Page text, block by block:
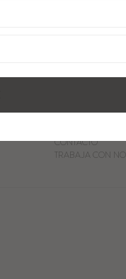
QUIENES SOMOS
CONTACTO
TRABAJA CON